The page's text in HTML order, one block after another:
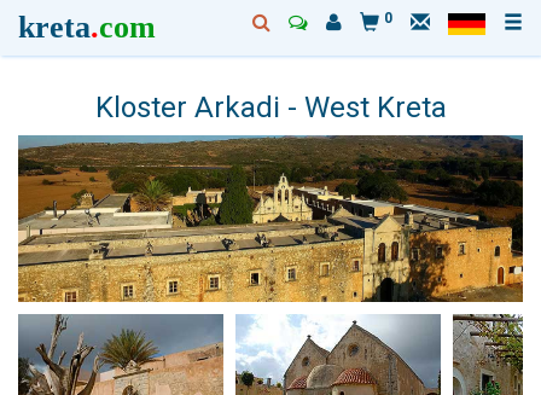
kreta.com 0
Kloster Arkadi - West Kreta